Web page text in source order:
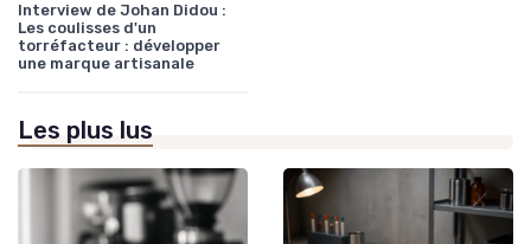
Interview de Johan Didou :
Les coulisses d'un
torréfacteur : développer
une marque artisanale
Les plus lus